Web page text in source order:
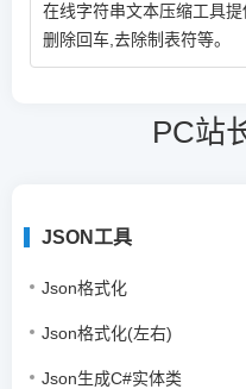
在线字符串文本压缩工具
删除回车,去除制表符等。
PC站
JSON工具
Json格式化
Json格式化(左右)
Json生成C#实体类